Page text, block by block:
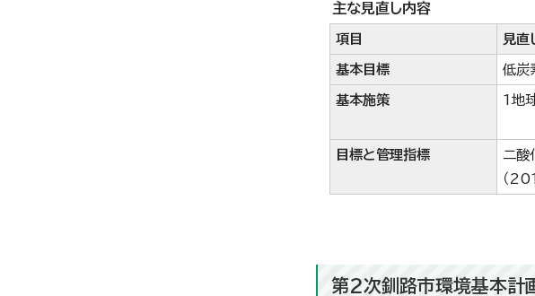
主な見直し内容
項目 見直
基本目標 低炭
基本施策 1地
目標と管理指標
二酸
（
第2次釧路市環境基本計画